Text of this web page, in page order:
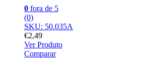
0 fora de 5
(0)
SKU: 50.035A
€2,49
Ver Produto
Comparar